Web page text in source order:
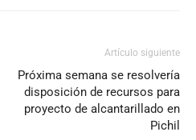
Artículo siguiente
Próxima semana se resolvería
disposición de recursos para
proyecto de alcantarillado en
Pichil